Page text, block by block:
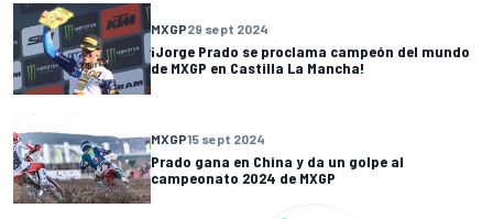
MXGP29 sept 2024
¡Jorge Prado se proclama campeón del mundo
de MXGP en Castilla La Mancha!
MXGP15 sept 2024
Prado gana en China y da un golpe al
campeonato 2024 de MXGP